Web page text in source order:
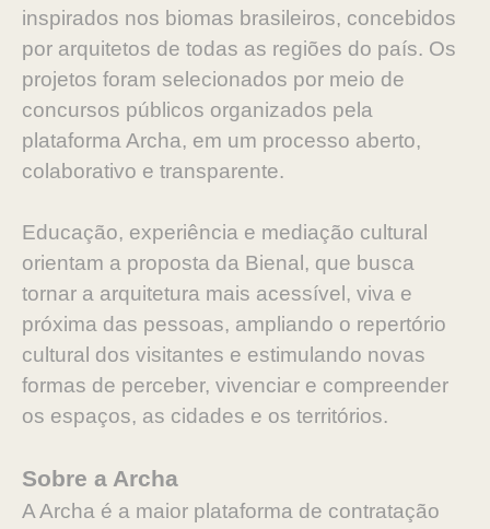
inspirados nos biomas brasileiros, concebidos
por arquitetos de todas as regiões do país. Os
projetos foram selecionados por meio de
concursos públicos organizados pela
plataforma Archa, em um processo aberto,
colaborativo e transparente.
Educação, experiência e mediação cultural
orientam a proposta da Bienal, que busca
tornar a arquitetura mais acessível, viva e
próxima das pessoas, ampliando o repertório
cultural dos visitantes e estimulando novas
formas de perceber, vivenciar e compreender
os espaços, as cidades e os territórios.
Sobre a Archa
A Archa é a maior plataforma de contratação